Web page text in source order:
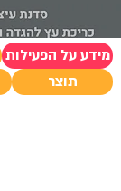
מידע על הפעילות
תוצר